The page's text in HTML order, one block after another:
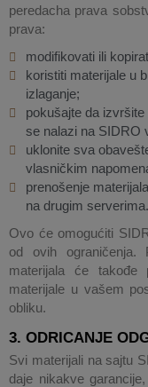
peredacha prava
prava:
modifikovati ili
koristiti materijale u
izlaganje;
pokušajte da
se nalazi na SIDRO
uklonite sva
vlasničkim
prenošenje
na drugim serverima.
Ovo će omogućiti
od ovih ograničenja.
materijala će takođe
materijale u vašem
obliku.
3. ODRICANJE
Svi materijali na sajtu
daje nikakve